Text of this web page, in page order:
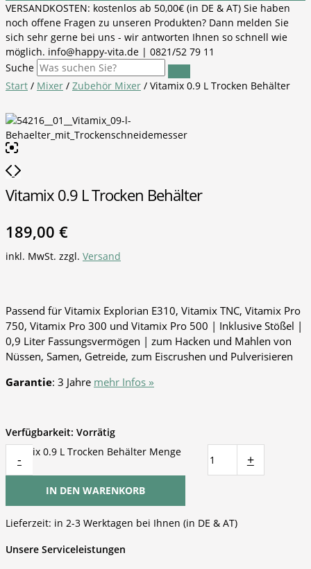
VERSANDKOSTEN: kostenlos ab 50,00€ (in DE & AT) Sie haben
noch offene Fragen zu unseren Produkten? Dann melden Sie
sich sehr gerne bei uns - wir antworten Ihnen so schnell wie
möglich. info@happy-vita.de | 0821/52 79 11
Suche
Start / Mixer / Zubehör Mixer / Vitamix 0.9 L Trocken Behälter
Vitamix 0.9 L Trocken Behälter
189,00 €
inkl. MwSt. zzgl. Versand
Passend für Vitamix Explorian E310, Vitamix TNC, Vitamix Pro
750, Vitamix Pro 300 und Vitamix Pro 500 | Inklusive Stößel |
0,9 Liter Fassungsvermögen | zum Hacken und Mahlen von
Nüssen, Samen, Getreide, zum Eiscrushen und Pulverisieren
Garantie: 3 Jahre mehr Infos »
Verfügbarkeit: Vorrätig
-
Vitamix 0.9 L Trocken Behälter Menge +
IN DEN WARENKORB
Lieferzeit: in 2-3 Werktagen bei Ihnen (in DE & AT)
Unsere Serviceleistungen